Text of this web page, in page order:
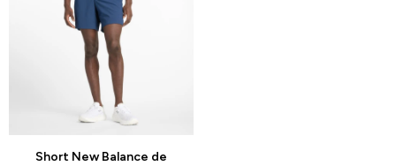
Short New Balance de